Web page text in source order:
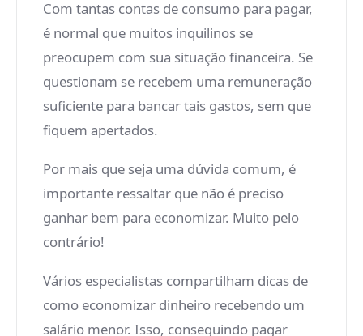
Com tantas contas de consumo para pagar,
é normal que muitos inquilinos se
preocupem com sua situação financeira. Se
questionam se recebem uma remuneração
suficiente para bancar tais gastos, sem que
fiquem apertados.
Por mais que seja uma dúvida comum, é
importante ressaltar que não é preciso
ganhar bem para economizar. Muito pelo
contrário!
Vários especialistas compartilham dicas de
como economizar dinheiro recebendo um
salário menor. Isso, conseguindo pagar